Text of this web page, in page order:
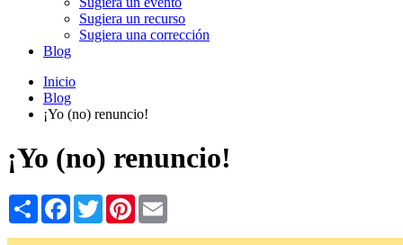
Sugiera un servicio
Sugiera un evento
Blog
Inicio
¡Yo (no) renuncio!
¡Yo (no) renuncio!
ShareFacebook
TwitterPinterestEmail